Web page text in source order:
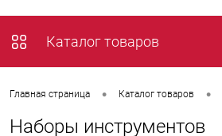
Каталог товаров
Главная страница • Каталог товаров •
Наборы инструментов